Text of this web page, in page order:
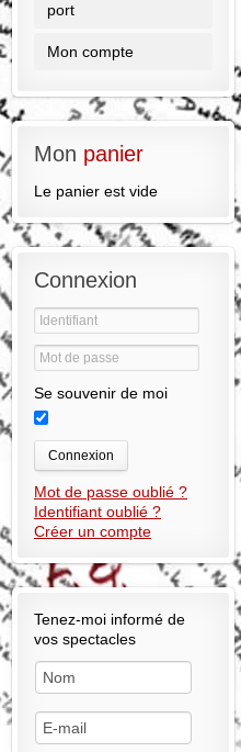
port
Mon compte
Mon panier
Le panier est vide
Connexion
Se souvenir de moi
Connexion
Mot de passe oublié ?
Identifiant oublié ?
Créer un compte
Tenez-moi informé de
vos spectacles